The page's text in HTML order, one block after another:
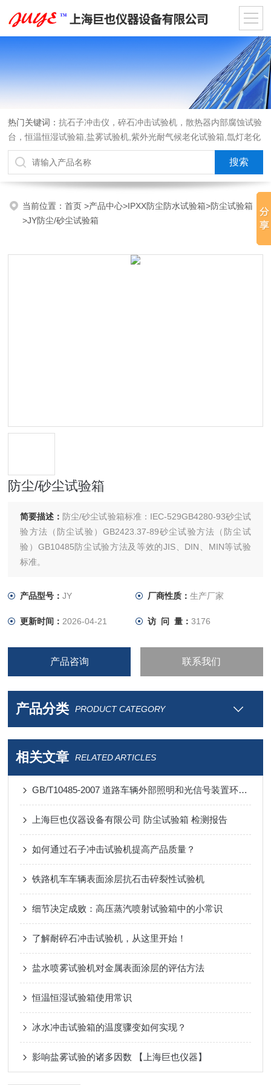
热门关键词：抗石子冲击仪，碎石冲击试验机，散热器内部腐蚀试验
台，恒温恒湿试验箱,盐雾试验机,紫外光耐气候老化试验箱,氙灯老化
试验箱，沙尘试验箱，淋雨试验箱，汽车内饰材料燃烧试验机
当前位置：首页>产品中心>IPXX防尘防水试验箱>防尘试验箱
>JY防尘/砂尘试验箱
防尘/砂尘试验箱
简要描述： 防尘/砂尘试验箱标准：IEC-529GB4280-93砂尘试
验方法（防尘试验）GB2423.37-89砂尘试验方法（防尘试
验）GB10485防尘试验方法及等效的JIS、DIN、MIN等试验
标准。
产品型号：JY 厂商性质： 生产厂家
更新时间： 2026-04-21 访 问 量： 3176
产品咨询 联系我们
产品分类 PRODUCT CATEGORY
相关文章 RELATED ARTICLES
GB/T10485-2007 道路车辆外部照明和光信号装置环境耐久性试验方法-防尘试验
上海巨也仪器设备有限公司 防尘试验箱 检测报告
如何通过石子冲击试验机提高产品质量？
铁路机车车辆表面涂层抗石击碎裂性试验机
细节决定成败：高压蒸汽喷射试验箱中的小常识
了解耐碎石冲击试验机，从这里开始！
盐水喷雾试验机对金属表面涂层的评估方法
恒温恒湿试验箱使用常识
冰水冲击试验箱的温度骤变如何实现？
影响盐雾试验的诸多因数 【上海巨也仪器】